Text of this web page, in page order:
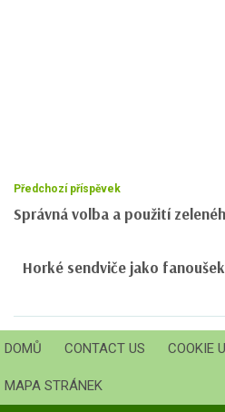
Předchozí příspěvek
Správná volba a použití
Horké sendviče jako
DOMŮ CONTACT US COOKIE
MAPA STRÁNEK